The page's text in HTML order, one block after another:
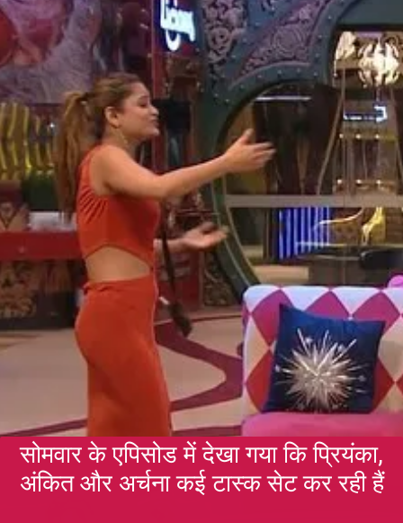
सोमवार के एपिसोड में देखा गया कि प्रियंका,
अंकित और अर्चना कई टास्क सेट कर रही हैं